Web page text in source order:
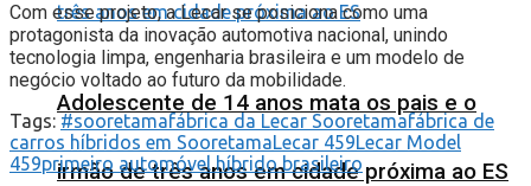
Adolescente de 14 anos mata os pais e o
irmão de três anos em cidade próxima ao ES
Com esse projeto, a Lecar se posiciona como uma
protagonista da inovação automotiva nacional, unindo
tecnologia limpa, engenharia brasileira e um modelo de
negócio voltado ao futuro da mobilidade.
Tags: #sooretamafábrica da Lecar Sooretamafábrica de
carros híbridos em SooretamaLecar 459Lecar Model
459primeiro automóvel híbrido brasileiro